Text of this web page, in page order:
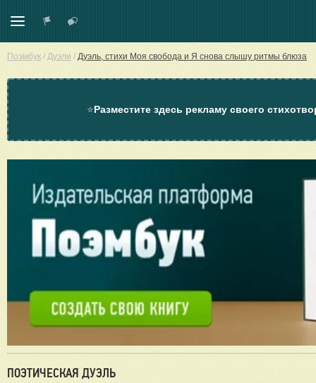
Поэмбук / Дуэли / Дуэль, стихи Моя свобода и Я снова слышу ритмы блюза
⭐Разместите здесь рекламу своего
ПОЭТИЧЕСКАЯ ДУЭЛЬ